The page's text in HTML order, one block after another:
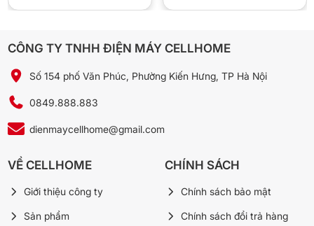
lít
→ Xem tất cả Nồi Điện Tử chính hãng tại Cellhome
CÔNG TY TNHH ĐIỆN MÁY CELLHOME
Số 154 phố Văn Phúc, Phường Kiến Hưng, TP Hà Nội
0849.888.883
dienmaycellhome@gmail.com
VỀ CELLHOME
Giới thiệu công ty
Sản phẩm
CHÍNH SÁCH
Chính sách bảo mật
Chính sách đổi trả hàng